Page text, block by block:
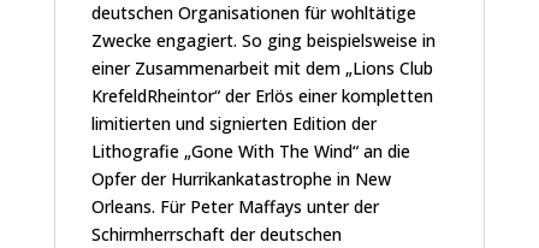
deutschen Organisationen für wohltätige
Zwecke engagiert. So ging beispielsweise in
einer Zusammenarbeit mit dem „Lions Club
KrefeldRheintor“ der Erlös einer kompletten
limitierten und signierten Edition der
Lithografie „Gone With The Wind“ an die
Opfer der Hurrikankatastrophe in New
Orleans. Für Peter Maffays unter der
Schirmherrschaft der deutschen